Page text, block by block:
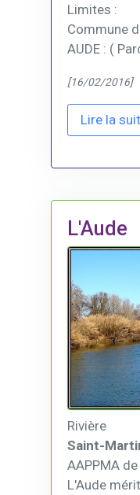
Limites :
Commune
AUDE : (
[16/02/2016]
Lire la
L'Aude
Rivière
Saint-
AAPPMA
L'Aude